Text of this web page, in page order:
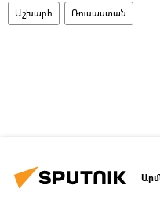
Աշխարհ Ռուսաստան